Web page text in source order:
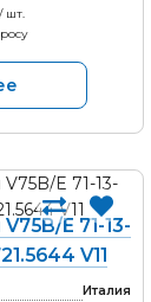
шт.
E 71-13-
V11
Италия